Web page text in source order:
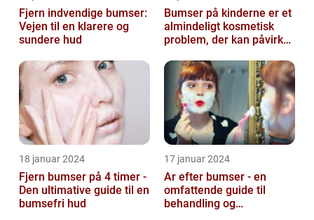
Fjern indvendige bumser:
Vejen til en klarere og
sundere hud
Bumser på kinderne er et
almindeligt kosmetisk
problem, der kan påvirke
18 januar 2024
Fjern bumser på 4 timer -
Den ultimative guide til en
bumsefri hud
17 januar 2024
Ar efter bumser - en
omfattende guide til
behandling og